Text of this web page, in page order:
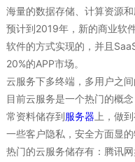
海量的数据存储、计算资源和
预计到2019年，新的商业软
软件的方式实现的，并且
20%的APP市场。
云服务下多终端，多用户之
目前云服务是一个热门的概
常资料储存到服务器 上，做
一些客户隐私，安全方面显的
热门的云服务储存有：腾讯